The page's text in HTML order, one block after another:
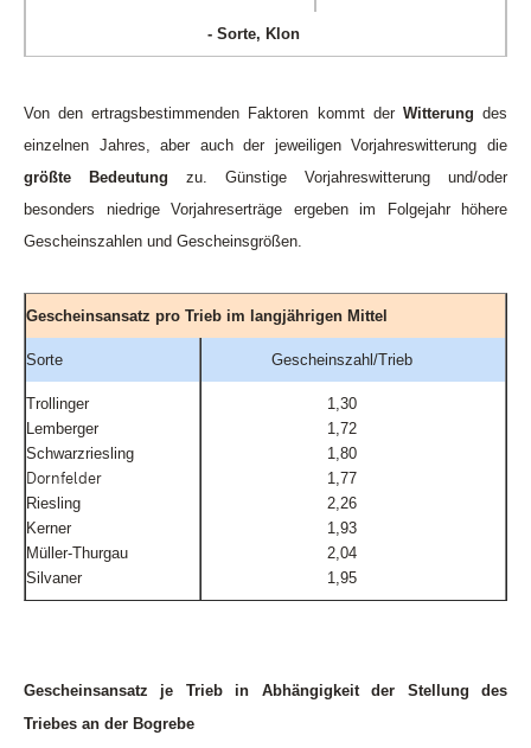
- Sorte, Klon
Von den ertragsbestimmenden Faktoren kommt der Witterung des
einzelnen Jahres, aber auch der jeweiligen Vorjahreswitterung die
größte Bedeutung zu. Günstige Vorjahreswitterung und/oder
besonders niedrige Vorjahreserträge ergeben im Folgejahr höhere
Gescheinszahlen und Gescheinsgrößen.
Gescheinsansatz pro Trieb im langjährigen Mittel
Sorte Gescheinszahl/Trieb
Trollinger
Lemberger
Schwarzriesling
Dornfelder
Riesling
Kerner
Müller-Thurgau
Silvaner
1,30
1,72
1,80
1,77
2,26
1,93
2,04
1,95
Gescheinsansatz je Trieb in Abhängigkeit der Stellung des
Triebes an der Bogrebe